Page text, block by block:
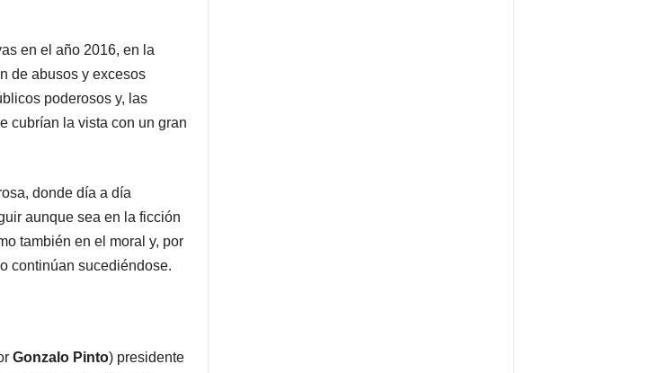
en el año 2016, en la
de abusos y excesos
poderosos y, las
cubrían la vista con un gran
donde día a día
aunque sea en la ficción
también en el moral y, por
continúan sucediéndose.
Gonzalo Pinto) presidente